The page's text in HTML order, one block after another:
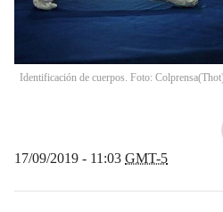
Identificación de cuerpos. Foto: Colprensa(Thot
17/09/2019 - 11:03 GMT-5